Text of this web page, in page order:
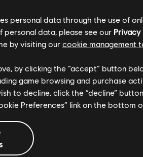
scénaristique dans laquelle les
Lewis, vous allez devoir
personal data through the use of
personal data, please see our Privacy
by visiting our cookie management
by clicking the “accept” button
game browsing and purchase
to decline, click the “decline”
Preferences” link on the bottom